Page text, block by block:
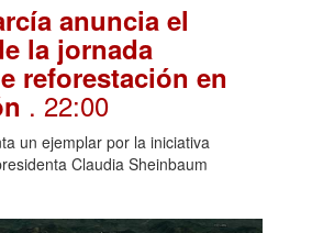
anuncia el
la jornada
reforestación en
. 22:00
un ejemplar por la iniciativa
Claudia Sheinbaum